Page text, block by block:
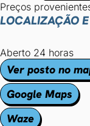
Preços
LOCALIZAÇÃO
Aberto 24 horas
Ver posto no
Google Maps
Waze